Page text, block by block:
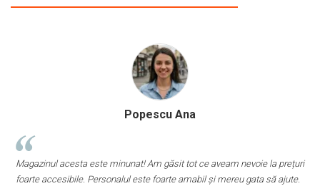
Popescu Ana
Magazinul acesta este minunat! Am găsit tot ce aveam nevoie la prețuri
foarte accesibile. Personalul este foarte amabil și mereu gata să ajute.